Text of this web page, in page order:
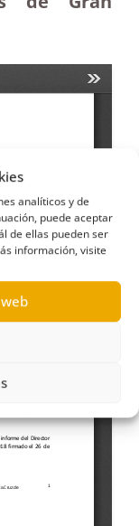
analíticos y de
puede aceptar
de ellas pueden ser
información, visite